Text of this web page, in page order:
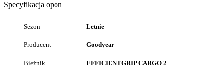
Specyfikacja opon
Sezon Letnie
Producent Goodyear
Bieżnik EFFICIENTGRIP CARGO 2